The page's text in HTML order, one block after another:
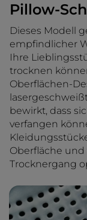
Pillow-
Dieses Modell
empfindlicher
Ihre
trocknen
Oberflächen-
bewirkt, dass
verfangen
Oberfläche
Trocknergang